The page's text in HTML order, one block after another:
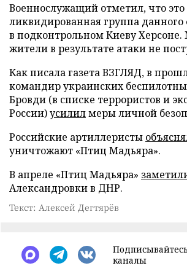
Военнослужащий отметил, что это
ликвидированная группа
в подконтрольном Киеву
жители в результате атаки не
Как писала газета ВЗГЛЯД, в
командир украинских
Бровди (в списке террористов и
России)усилилмеры личной
Российские артиллеристы
уничтожают «Птиц Мадьяра».
В апреле «Птиц Мадьяра»
Александровки в ДНР.
Текст: Алексей Дегтярёв
каналы